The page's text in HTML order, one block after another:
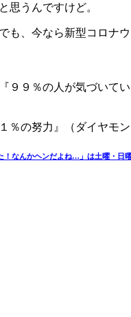
思うんですけど。
、今なら新型コロナ
９％の人が気づいて
％の努力』（ダイヤモン
なんかヘンだよね…」は土曜・日